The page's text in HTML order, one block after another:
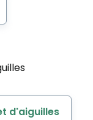
d'aiguilles